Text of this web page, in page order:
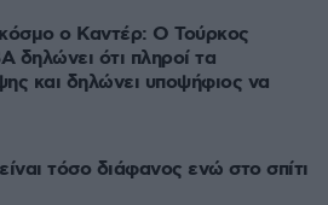
ο Καντέρ: Ο Τούρκος
δηλώνει ότι πληροί τα
και δηλώνει υποψήφιος να
τόσο διάφανος ενώ στο σπίτι